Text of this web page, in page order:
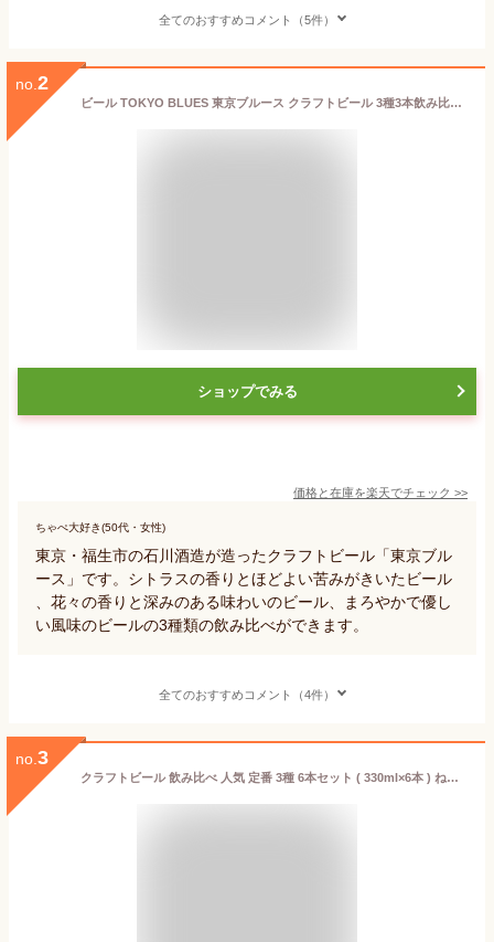
全てのおすすめコメント（5件）
no. 2
ビール TOKYO BLUES 東京ブルース クラフトビール 3種3本飲み比べセット ギフトボックス入り お酒 新生活 入学祝い 卒業祝い 就職祝い 進学祝い
ショップでみる
価格と在庫を楽天でチェック >>
ちゃぺ大好き(50代・女性)
東京・福生市の石川酒造が造ったクラフトビール「東京ブル
ース」です。シトラスの香りとほどよい苦みがきいたビール
、花々の香りと深みのある味わいのビール、まろやかで優し
い風味のビールの3種類の飲み比べができます。
全てのおすすめコメント（4件）
no. 3
クラフトビール 飲み比べ 人気 定番 3種 6本セット ( 330ml×6本 ) ねこぱんち しろねこぱんち ベクターペールエール 飲み比べ ギフト メーカー直送 東京 地ビール 詰め合わせ ギフト 誕生日 プレゼント 贈り物 かわいい 猫ビール プレゼント ラッピング クール便 送料無料